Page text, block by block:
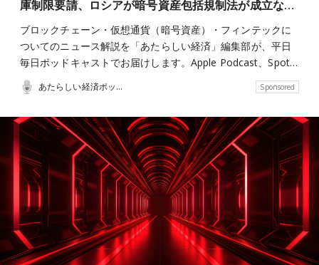
庫制限要請、ロシアが暗号資産包括規制法が成立な…
ブロックチェーン・仮想通貨（暗号資産）・フィンテックに
ついてのニュース解説を「あたらしい経済」編集部が、平日
毎日ポッドキャストでお届けします。Apple Podcast、Spot…
あたらしい経済ポッドキャスト Sponsored